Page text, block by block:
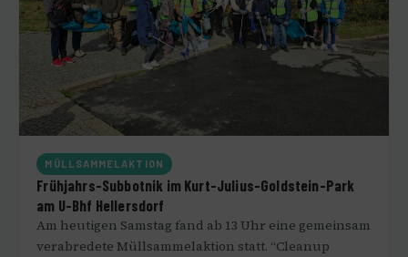
MÜLLSAMMELAKTION
Frühjahrs-Subbotnik im Kurt-Julius-Goldstein-Park
am U-Bhf Hellersdorf
Am heutigen Samstag fand ab 13 Uhr eine gemeinsam
verabredete Müllsammelaktion statt. “Cleanup